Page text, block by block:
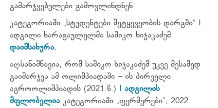
გამარჯვებულები გამოვლინდნენ.
კატეგორიაში „სტუდენტები მეტყევეობის დარგში“ I
ადგილი ხარაგაულელმა საშიკო ხიჯაკაძემ
დაიმსახურა.
აღსანიშნავია, რომ საშიკო ხიჯაკაძემ უკვე მესამედ
გაიმარჯვა ამ ოლიმპიადაში – ის პირველი
აგროოლიმპიადის (2021 წ.) I ადგილის
მფლობელია კატეგორიაში „ფერმერები“, 2022